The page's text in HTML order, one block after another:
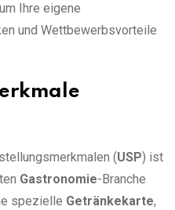
Ihre eigene
und Wettbewerbsvorteile
(USP) ist
Gastronomie-Branche
spezielle Getränkekarte,